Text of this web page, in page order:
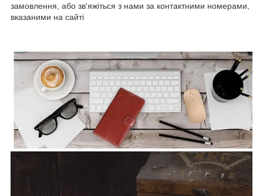
замовлення, або зв'яжіться з нами за контактними номерами,
вказаними на сайті